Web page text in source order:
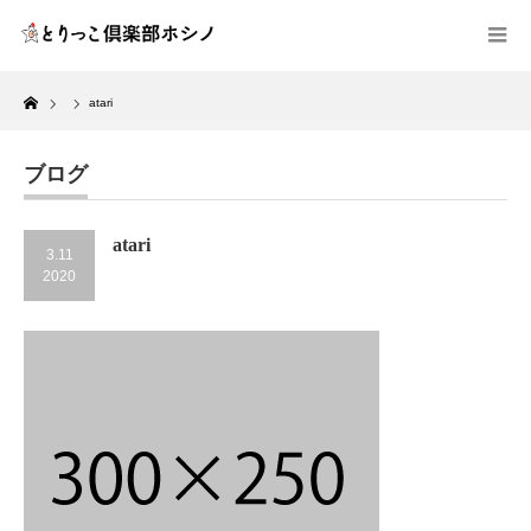
Home
atari
ブログ
3.11
2020
atari